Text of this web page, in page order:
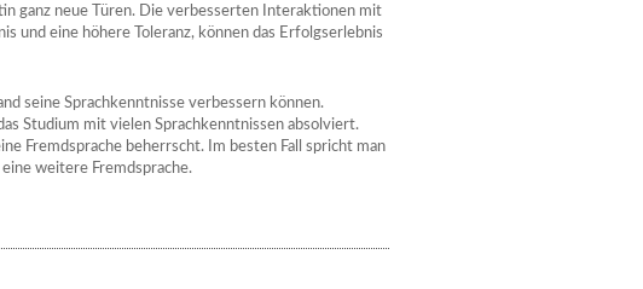
ganz neue Türen. Die verbesserten Interaktionen mit
und eine höhere Toleranz, können das Erfolgserlebnis
seine Sprachkenntnisse verbessern können.
Studium mit vielen Sprachkenntnissen absolviert.
Fremdsprache beherrscht. Im besten Fall spricht man
eine weitere Fremdsprache.